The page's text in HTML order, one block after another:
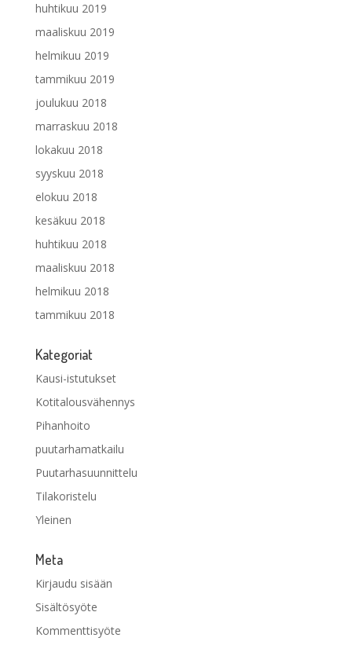
huhtikuu 2019
maaliskuu 2019
helmikuu 2019
tammikuu 2019
joulukuu 2018
marraskuu 2018
lokakuu 2018
syyskuu 2018
elokuu 2018
kesäkuu 2018
huhtikuu 2018
maaliskuu 2018
helmikuu 2018
tammikuu 2018
Kategoriat
Kausi-istutukset
Kotitalousvähennys
Pihanhoito
puutarhamatkailu
Puutarhasuunnittelu
Tilakoristelu
Yleinen
Meta
Kirjaudu sisään
Sisältösyöte
Kommenttisyöte